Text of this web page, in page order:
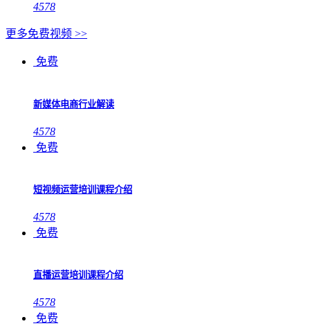
4578
更多免费视频 >>
免费
新媒体电商行业解读
4578
免费
短视频运营培训课程介绍
4578
免费
直播运营培训课程介绍
4578
免费